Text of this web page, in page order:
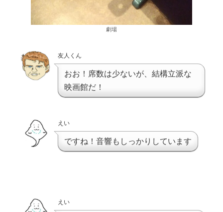
劇場
友人くん
おお！席数は少ないが、結構立派な
映画館だ！
えい
ですね！音響もしっかりしています
えい